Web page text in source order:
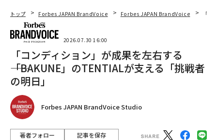
トップ Forbes JAPAN BrandVoice Forbes JAPAN BrandVoice 「
2026.07.30 16:00
「コンディション」が成果を左右する
――「BAKUNE」のTENTIALが支える「挑戦者
の明日」
Forbes JAPAN BrandVoice Studio
著者フォロー 記事を保存